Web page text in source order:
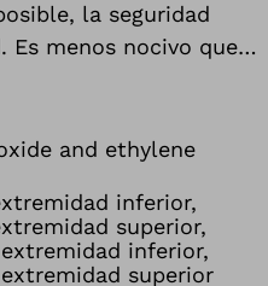
la seguridad
menos nocivo que
and ethylene
inferior,
superior,
inferior,
superior